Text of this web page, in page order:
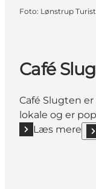
Foto: Lønstrup
Café
Café Slugten
lokale og er
Læs mere
Læs mere